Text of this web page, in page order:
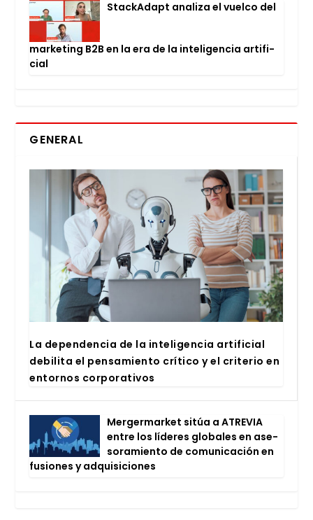
Stac­kA­dapt ana­li­za el vuel­co del
mar­ke­ting B2B en la era de la inte­li­gen­cia arti­fi­
cial
GENERAL
La depen­den­cia de la inte­li­gen­cia arti­fi­cial
debi­li­ta el pen­sa­mien­to crí­ti­co y el cri­te­rio en
entor­nos cor­po­ra­ti­vos
Mer­ger­mar­ket sitúa a ATRE­VIA
entre los líde­res glo­ba­les en ase­
so­ra­mien­to de comu­ni­ca­ción en
fusio­nes y adqui­si­cio­nes